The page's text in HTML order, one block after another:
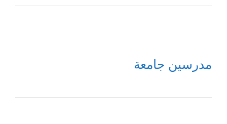
مدرسين جامعة